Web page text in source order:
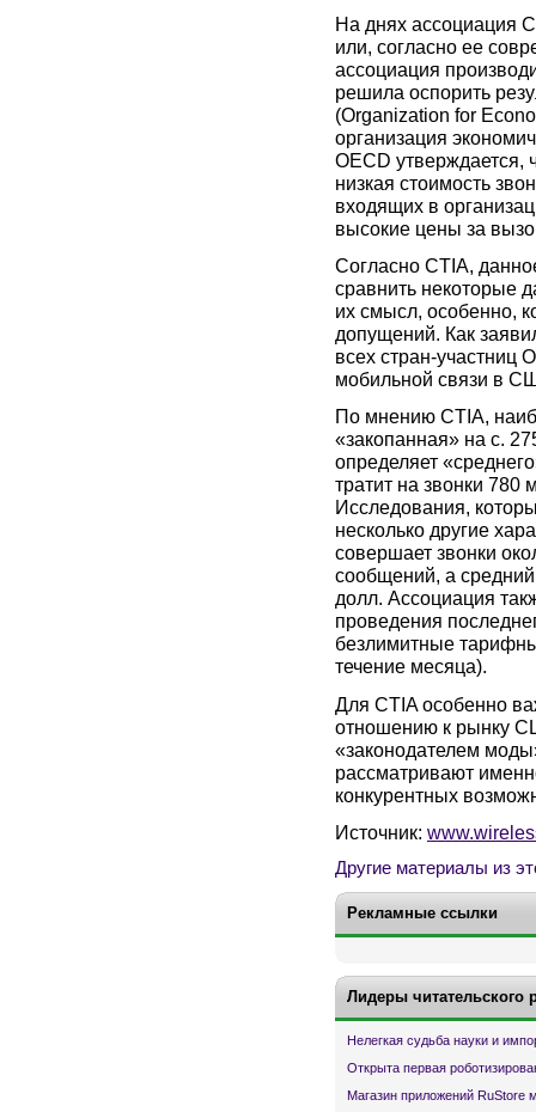
На днях ассоциация
или, согласно ее
ассоциация
решила оспорить
(Organization for
организация
OECD
низкая стоимость
входящих в
высокие цены за
Согласно CTIA,
сравнить некоторые
их смысл, особенно,
допущений. Как
всех стран-участниц
мобильной связи в
По мнению CTIA,
«закопанная» на с.
определяет
тратит на звонки
Исследования,
несколько другие
совершает звонки
сообщений, а
долл. Ассоциация
проведения
безлимитные
течение месяца).
Для CTIA особенно
отношению к рынку
«законодателем
рассматривают
конкурентных
Источник:
Другие материалы из
Рекламные ссылки
Лидеры читательского
Нелегкая судьба науки и
Открыта первая
Магазин приложений RuStore